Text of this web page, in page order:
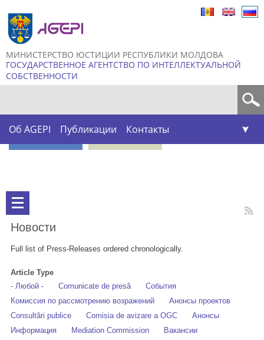
МИНИСТЕРСТВО ЮСТИЦИИ РЕСПУБЛИКИ МОЛДОВА
ГОСУДАРСТВЕННОЕ АГЕНТСТВО ПО ИНТЕЛЛЕКТУАЛЬНОЙ
СОБСТВЕННОСТИ
Об AGEPI Публикации Контакты
Новости
Full list of Press-Releases ordered chronologically.
Article Type
- Любой -
Comunicate de presă
События
Комиссия по рассмотрению возражений
Анонсы проектов
Consultări publice
Comisia de avizare a OGC
Анонсы
Информация
Mediation Commission
Вакансии